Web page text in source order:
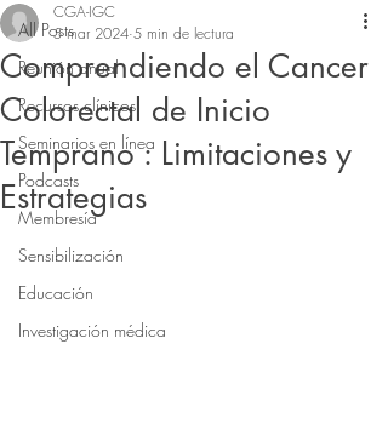
All Posts
Reunión anual
Recursos clínicos
Seminarios en línea
Podcasts
Membresía
Sensibilización
Educación
Investigación médica
Comprendiendo el Cancer
Colorectal de Inicio
Temprano : Limitaciones y
Estrategias
CGA-IGC
5 mar 2024 5 min de lectura